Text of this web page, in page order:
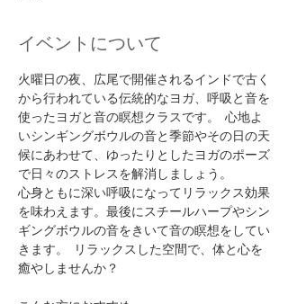
イベントについて
火曜日の夜、広尾で開催されるインドで古く
から行われている伝統的なヨガ、呼吸と音を
使ったヨガと音の瞑想クラスです。  心地よ
いシンギングボウルの音と季節やその日の天
候にあわせて、ゆったりとしたヨガのポーズ
で日々のストレスを解消しましょう。
心身ともに深い呼吸になってリラックス効果
を味わえます。最後にスチールハープやシン
ギングボウルの音をきいて音の瞑想をしてい
きます。  リラックスした空間で、体と心を
癒やしませんか？